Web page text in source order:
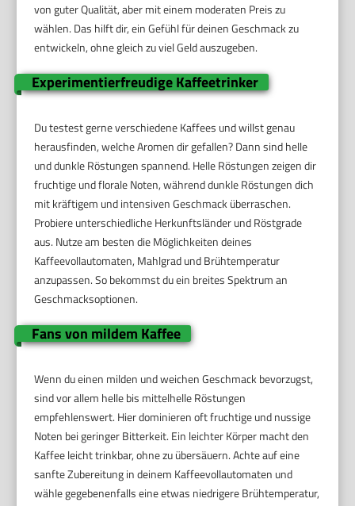
von guter Qualität, aber mit einem moderaten Preis zu
wählen. Das hilft dir, ein Gefühl für deinen Geschmack zu
entwickeln, ohne gleich zu viel Geld auszugeben.
Experimentierfreudige Kaffeetrinker
Du testest gerne verschiedene Kaffees und willst genau
herausfinden, welche Aromen dir gefallen? Dann sind helle
und dunkle Röstungen spannend. Helle Röstungen zeigen dir
fruchtige und florale Noten, während dunkle Röstungen dich
mit kräftigem und intensiven Geschmack überraschen.
Probiere unterschiedliche Herkunftsländer und Röstgrade
aus. Nutze am besten die Möglichkeiten deines
Kaffeevollautomaten, Mahlgrad und Brühtemperatur
anzupassen. So bekommst du ein breites Spektrum an
Geschmacksoptionen.
Fans von mildem Kaffee
Wenn du einen milden und weichen Geschmack bevorzugst,
sind vor allem helle bis mittelhelle Röstungen
empfehlenswert. Hier dominieren oft fruchtige und nussige
Noten bei geringer Bitterkeit. Ein leichter Körper macht den
Kaffee leicht trinkbar, ohne zu übersäuern. Achte auf eine
sanfte Zubereitung in deinem Kaffeevollautomaten und
wähle gegebenenfalls eine etwas niedrigere Brühtemperatur,